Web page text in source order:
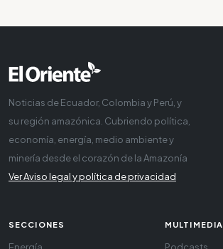
Noticias de Ecuador, Colombia y Perú, y
su región amazónica. Cubriendo política,
economía, energía, medio ambiente y
minería desde el corazón de la Amazonía
Ver Aviso legal y política de privacidad
SECCIONES MULTIMEDIA